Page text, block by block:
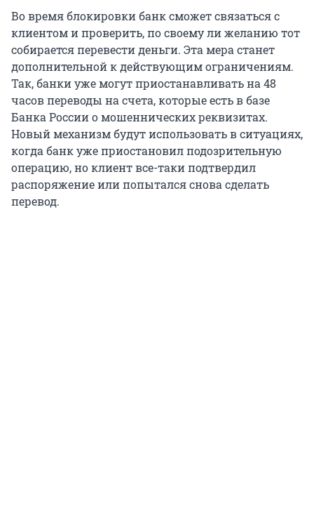
Во время блокировки банк сможет связаться с
клиентом и проверить, по своему ли желанию тот
собирается перевести деньги. Эта мера станет
дополнительной к действующим ограничениям.
Так, банки уже могут приостанавливать на 48
часов переводы на счета, которые есть в базе
Банка России о мошеннических реквизитах.
Новый механизм будут использовать в ситуациях,
когда банк уже приостановил подозрительную
операцию, но клиент все-таки подтвердил
распоряжение или попытался снова сделать
перевод.